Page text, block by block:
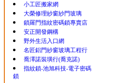
小工匠搬家網
大榮修理紗窗紗門玻璃
鎖羅門指紋密碼鎖專賣店
安正開發鋼構
野外生活入口網
名匠鋁門紗窗玻璃工程行
喬澤諾裝璜行(喬克諾)
指紋鎖-池旭科技-電子密碼
鎖